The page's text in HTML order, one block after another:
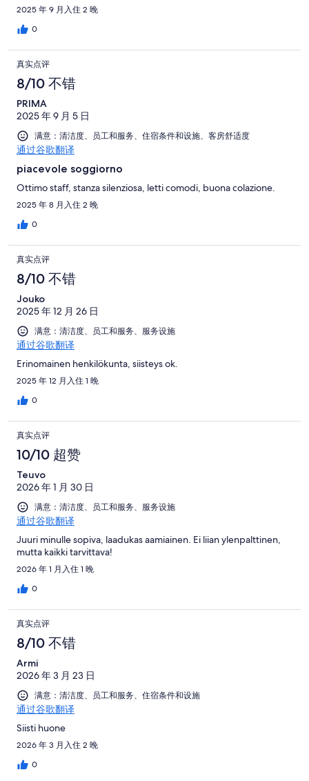
2025 年 9 月入住 2 晚
0
真实点评
8/10 不错
PRIMA
2025 年 9 月 5 日
满意：清洁度、员工和服务、住宿条件和设施、客房舒适度
通过谷歌翻译
piacevole soggiorno
Ottimo staff, stanza silenziosa, letti comodi, buona colazione.
2025 年 8 月入住 2 晚
0
真实点评
8/10 不错
Jouko
2025 年 12 月 26 日
满意：清洁度、员工和服务、服务设施
通过谷歌翻译
Erinomainen henkilökunta, siisteys ok.
2025 年 12 月入住 1 晚
0
真实点评
10/10 超赞
Teuvo
2026 年 1 月 30 日
满意：清洁度、员工和服务、服务设施
通过谷歌翻译
Juuri minulle sopiva, laadukas aamiainen. Ei liian ylenpalttinen,
mutta kaikki tarvittava!
2026 年 1 月入住 1 晚
0
真实点评
8/10 不错
Armi
2026 年 3 月 23 日
满意：清洁度、员工和服务、住宿条件和设施
通过谷歌翻译
Siisti huone
2026 年 3 月入住 2 晚
0